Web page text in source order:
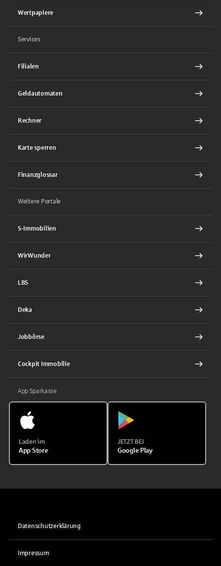
Wertpapiere
Services
Filialen
Geldautomaten
Rechner
Karte sperren
Finanzglossar
Weitere Portale
S-Immobilien
WirWunder
LBS
Deka
Jobbörse
Cockpit Immobilie
App Sparkasse
Laden im
App Store
JETZT BEI
Google Play
Datenschutzerklärung
Impressum